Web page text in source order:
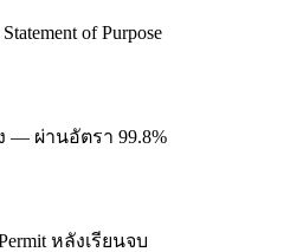
of Purpose
ผ่านอัตรา 99.8%
หลังเรียนจบ